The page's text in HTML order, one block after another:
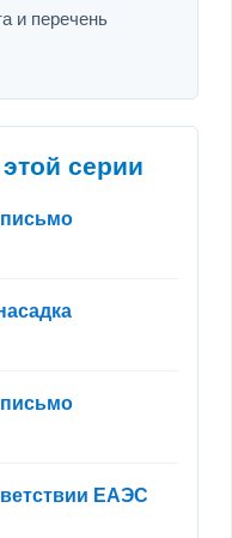
и перечень
серии
ЕАЭС